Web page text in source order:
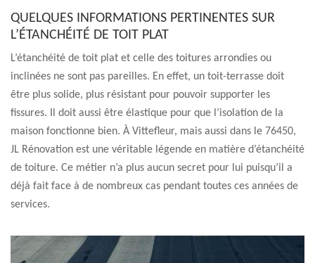
QUELQUES INFORMATIONS PERTINENTES SUR
L’ÉTANCHÉITÉ DE TOIT PLAT
L’étanchéité de toit plat et celle des toitures arrondies ou
inclinées ne sont pas pareilles. En effet, un toit-terrasse doit
être plus solide, plus résistant pour pouvoir supporter les
fissures. Il doit aussi être élastique pour que l’isolation de la
maison fonctionne bien. À Vittefleur, mais aussi dans le 76450,
JL Rénovation est une véritable légende en matière d’étanchéité
de toiture. Ce métier n’a plus aucun secret pour lui puisqu’il a
déjà fait face à de nombreux cas pendant toutes ces années de
services.